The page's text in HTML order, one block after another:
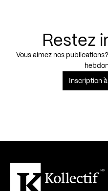
Restez
Vous aimez nos
Inscription